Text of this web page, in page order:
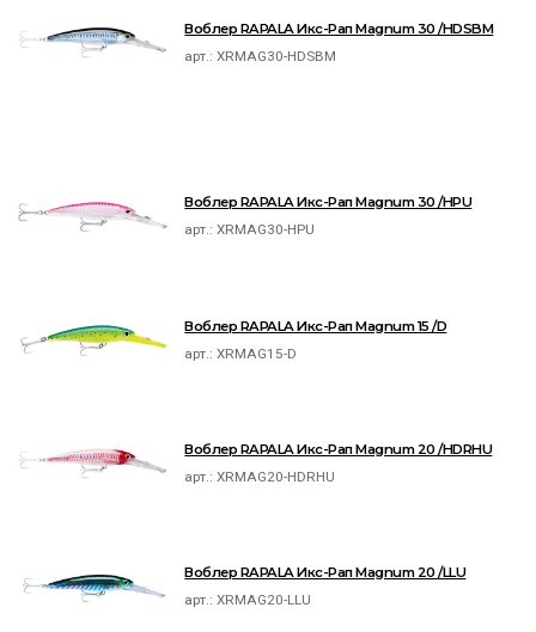
Воблер RAPALA Икс-Рап Magnum 30 /HDSBM
арт.:XRMAG30-HDSBM
Воблер RAPALA Икс-Рап Magnum 30 /HPU
арт.:XRMAG30-HPU
Воблер RAPALA Икс-Рап Magnum 15 /D
арт.:XRMAG15-D
Воблер RAPALA Икс-Рап Magnum 20 /HDRHU
арт.:XRMAG20-HDRHU
Воблер RAPALA Икс-Рап Magnum 20 /LLU
арт.:XRMAG20-LLU